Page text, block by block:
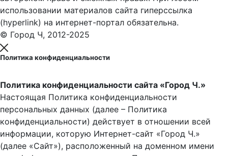
использовании материалов сайта гиперссылка
(hyperlink) на интернет-портал обязательна.
© Город Ч, 2012-2025
Политика конфиденциальности
Политика конфиденциальности сайта «Город Ч.»
Настоящая Политика конфиденциальности
персональных данных (далее – Политика
конфиденциальности) действует в отношении всей
информации, которую Интернет-сайт «Город Ч.»
(далее «Сайт»), расположенный на доменном имени